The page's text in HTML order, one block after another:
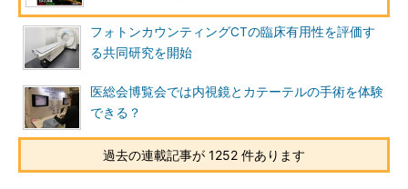
フォトンカウンティングCTの臨床有用性を評価す
る共同研究を開始
医総会博覧会では内視鏡とカテーテルの手術を体験
できる？
過去の連載記事が 1252 件あります